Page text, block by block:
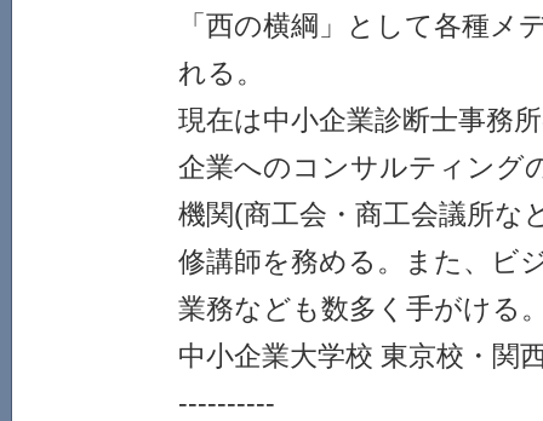
「西の横綱」として各種メ
れる。
現在は中小企業診断士事務
企業へのコンサルティング
機関(商工会・商工会議所な
修講師を務める。また、ビ
業務なども数多く手がける
中小企業大学校 東京校・関
----------